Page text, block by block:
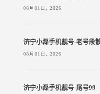
08月01日, 2026
济宁小磊手机靓号-老号段
08月01日, 2026
济宁小磊手机靓号-尾号99